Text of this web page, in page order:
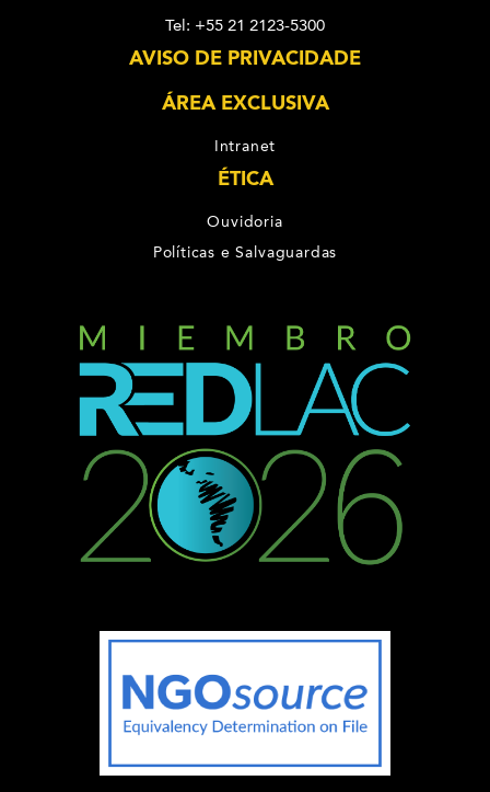
Tel: +55 21 2123-5300
AVISO DE PRIVACIDADE
ÁREA EXCLUSIVA
Intranet
ÉTICA
Ouvidoria
Políticas e Salvaguardas